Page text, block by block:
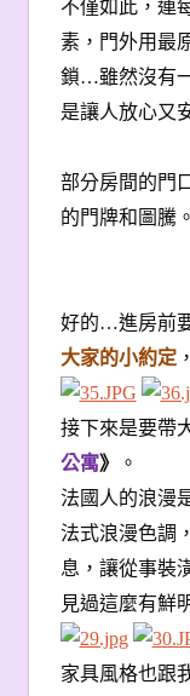
不僅如此，連
素，門外用最
鎖…雖然沒有
是讓人放心又
部分房間的門
的門牌和圖騰。
好的…進房前
大家的小約定
接下來是要帶
公寓》
。
法國人的浪漫
法式浪漫色調
息，讓從事裝
見過這麼有鮮
家具風格也跟